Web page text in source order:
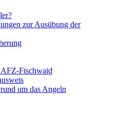
zur Ausübung der
Fischwaid
um das Angeln